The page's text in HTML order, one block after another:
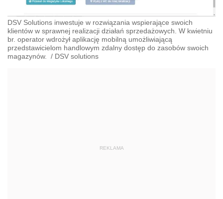
DSV Solutions inwestuje w rozwiązania wspierające swoich
klientów w sprawnej realizacji działań sprzedażowych. W kwietniu
br. operator wdrożył aplikację mobilną umożliwiającą
przedstawicielom handlowym zdalny dostęp do zasobów swoich
magazynów.
/ DSV solutions